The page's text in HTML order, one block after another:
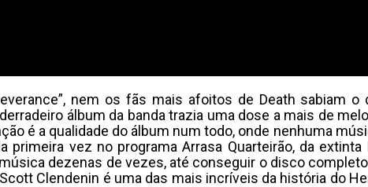
nem os fãs mais afoitos de Death sabiam o
álbum da banda trazia uma dose a mais de
é a qualidade do álbum num todo, onde nenhuma
vez no programa Arrasa Quarteirão, da extinta
dezenas de vezes, até conseguir o disco
Clendenin é uma das mais incríveis da história do